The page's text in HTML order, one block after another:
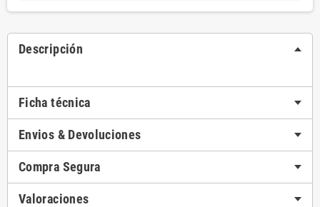
Descripción
Ficha técnica
Envios & Devoluciones
Compra Segura
Valoraciones